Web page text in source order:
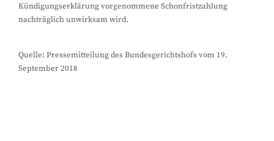
Kündigungserklärung vorgenommene Schonfristzahlung
nachträglich unwirksam wird.
Quelle: Pressemitteilung des Bundesgerichtshofs vom 19.
September 2018